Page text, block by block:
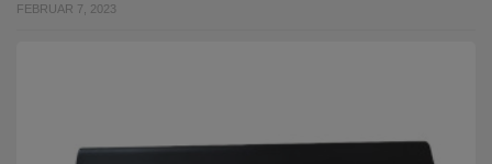
FEBRUAR 7, 2023